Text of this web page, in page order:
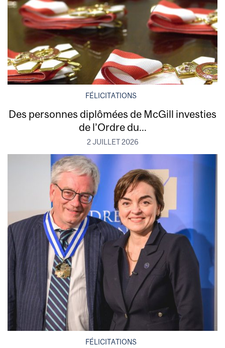
FÉLICITATIONS
Des personnes diplômées de McGill investies
de l’Ordre du...
2 JUILLET 2026
FÉLICITATIONS